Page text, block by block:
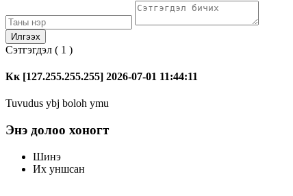
Сэтгэгдэл ( 1 )
Кк [127.255.255.255] 2026-07-01 11:44:11
Tuvudus ybj boloh ymu
Энэ долоо хоногт
Шинэ
Их уншсан